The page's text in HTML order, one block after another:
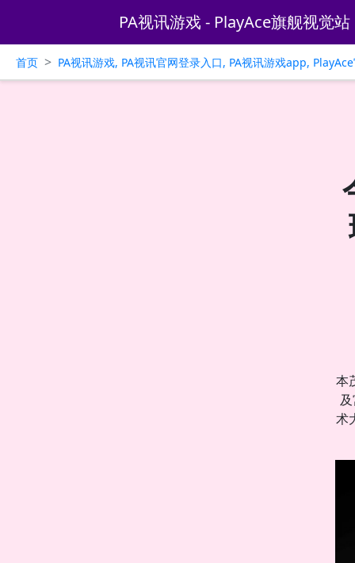
PA视讯游戏 - PlayAce旗舰视觉站
首页 > PA视讯游戏, PA视讯官网登录入口, PA视讯游戏app,
本
术